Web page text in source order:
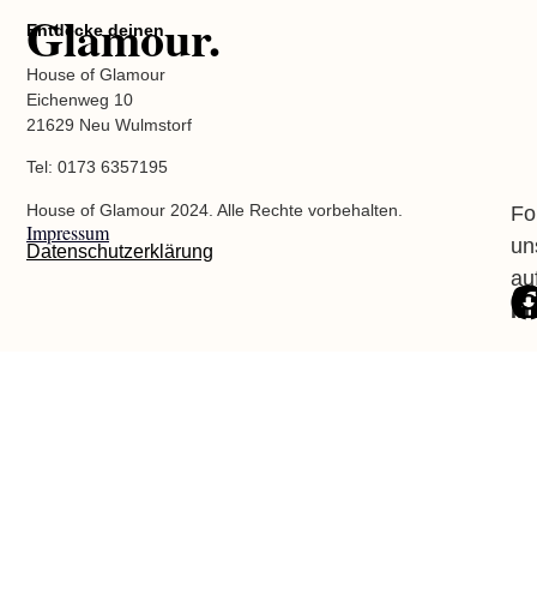
Entdecke deinen
Glamour.
House of Glamour
Eichenweg 10
21629 Neu Wulmstorf
Tel: 0173 6357195
House of Glamour 2024. Alle Rechte vorbehalten.
Impressum
Datenschutzerklärung